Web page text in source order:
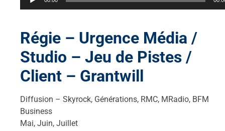
Régie – Urgence Média /
Studio – Jeu de Pistes /
Client – Grantwill
Diffusion – Skyrock, Générations, RMC, MRadio, BFM
Business
Mai, Juin, Juillet